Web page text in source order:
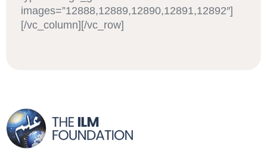
images=”12888,12889,12890,12891,12892″]
[/vc_column][/vc_row]